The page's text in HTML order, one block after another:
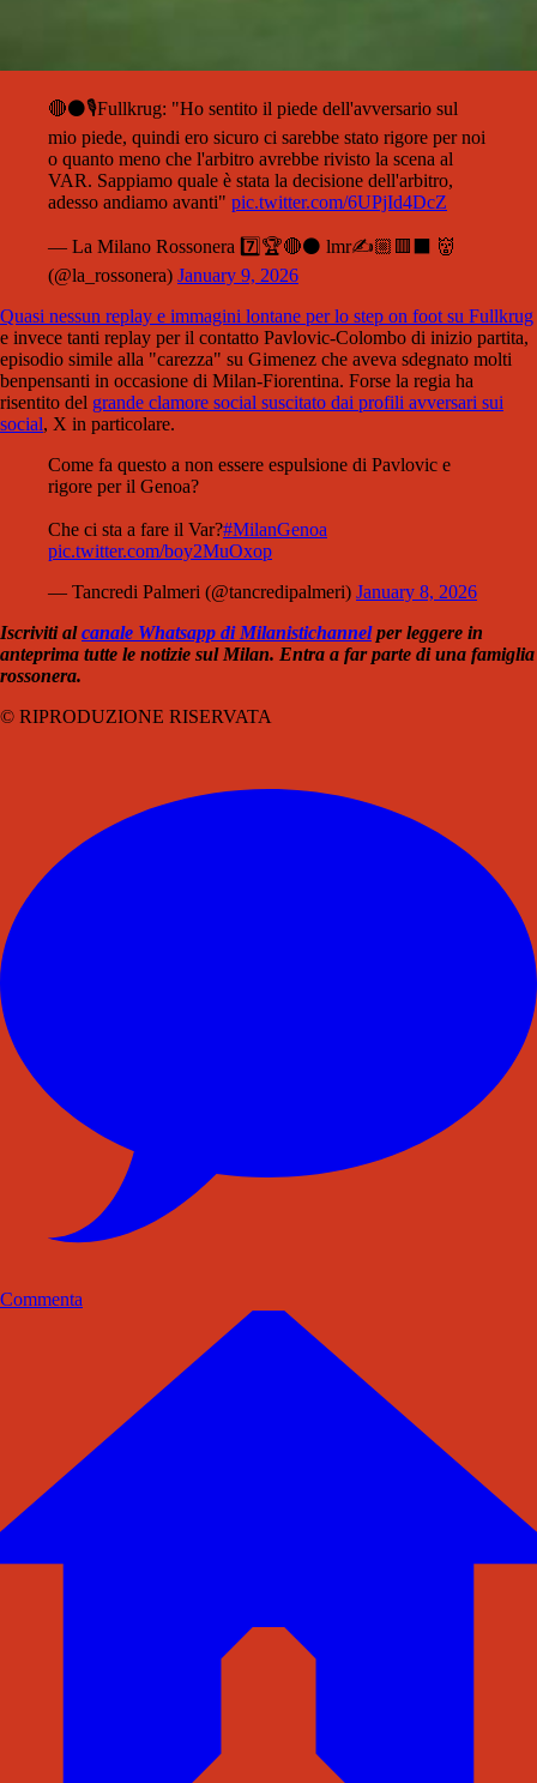
🔴⚫️🎙Fullkrug: "Ho sentito il piede dell'avversario sul
mio piede, quindi ero sicuro ci sarebbe stato rigore per noi
o quanto meno che l'arbitro avrebbe rivisto la scena al
VAR. Sappiamo quale è stata la decisione dell'arbitro,
adesso andiamo avanti" pic.twitter.com/6UPjId4DcZ
— La Milano Rossonera 7️⃣🏆🔴⚫ lmr✍️🏼🟥⬛️ 👹
(@la_rossonera) January 9, 2026
Quasi nessun replay e immagini lontane per lo step on foot su Fullkrug
e invece tanti replay per il contatto Pavlovic-Colombo di inizio partita,
episodio simile alla "carezza" su Gimenez che aveva sdegnato molti
benpensanti in occasione di Milan-Fiorentina. Forse la regia ha
risentito del grande clamore social suscitato dai profili avversari sui
social, X in particolare.
Come fa questo a non essere espulsione di Pavlovic e
rigore per il Genoa?
Che ci sta a fare il Var?#MilanGenoa
pic.twitter.com/boy2MuOxop
— Tancredi Palmeri (@tancredipalmeri) January 8, 2026
Iscriviti alcanale Whatsapp di Milanistichannelper leggere in
anteprima tutte le notizie sul Milan. Entra a far parte di una famiglia
rossonera.
© RIPRODUZIONE RISERVATA
Commenta